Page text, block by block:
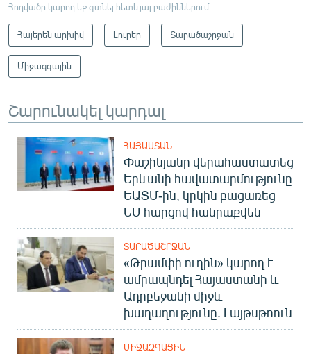
Հոդվածը կարող եք գտնել հետևյալ բաժիններում
Հայերեն արխիվ Լուրեր Տարածաշրջան
Միջազգային
Շարունակել կարդալ
ՀԱՅԱՍՏԱՆ
Փաշինյանը վերահաստատեց
Երևանի հավատարմությունը
ԵԱՏՄ-ին, կրկին բացառեց
ԵՄ հարցով հանրաքվեն
ՏԱՐԱԾԱՇՐՋԱՆ
«Թրամփի ուղին» կարող է
ամրապնդել Հայաստանի և
Ադրբեջանի միջև
խաղաղությունը. Լայթսթոուն
ՄԻՋԱԶԳԱՅԻՆ